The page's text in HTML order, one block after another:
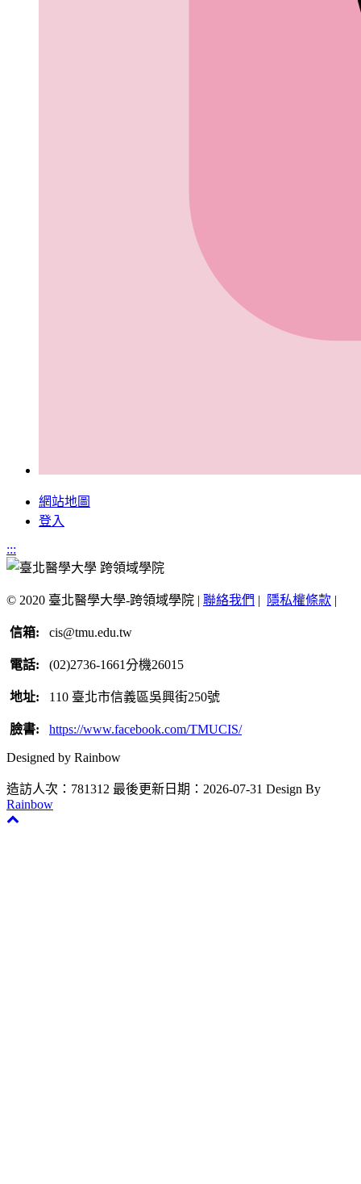
網站地圖
登入
:::
© 2020 臺北醫學大學-跨領域學院 | 聯絡我們 | 隱私權條款 |
信箱: cis@tmu.edu.tw
電話: (02)2736-1661分機26015
地址: 110 臺北市信義區吳興街250號
臉書: https://www.facebook.com/TMUCIS/
Designed by Rainbow
造訪人次：781312 最後更新日期：2026-07-31 Design By
Rainbow